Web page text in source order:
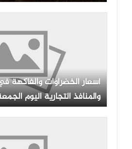
أسعار الخضراوات والفاكهة
والمنافذ التجارية اليوم الجمعة 7